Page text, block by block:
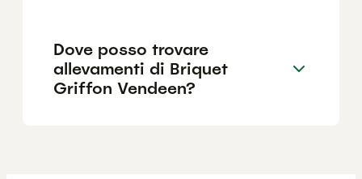
Dove posso trovare
allevamenti di Briquet
Griffon Vendeen?